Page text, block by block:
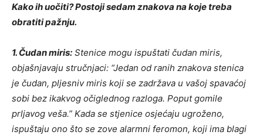
Kako ih uočiti? Postoji sedam znakova na koje treba
obratiti pažnju.
1. Čudan miris: Stenice mogu ispuštati čudan miris,
objašnjavaju stručnjaci: “Jedan od ranih znakova stenica
je čudan, pljesniv miris koji se zadržava u vašoj spavaćoj
sobi bez ikakvog očiglednog razloga. Poput gomile
prljavog veša.” Kada se stjenice osjećaju ugroženo,
ispuštaju ono što se zove alarmni feromon, koji ima blagi